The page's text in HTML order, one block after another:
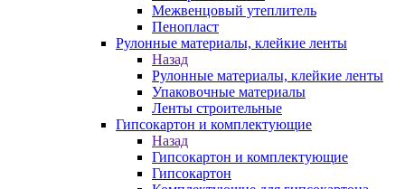
Межвенцовый утеплитель
Пенопласт
Рулонные материалы, клейкие ленты
Назад
Рулонные материалы, клейкие ленты
Упаковочные материалы
Ленты строительные
Гипсокартон и комплектующие
Назад
Гипсокартон и комплектующие
Гипсокартон